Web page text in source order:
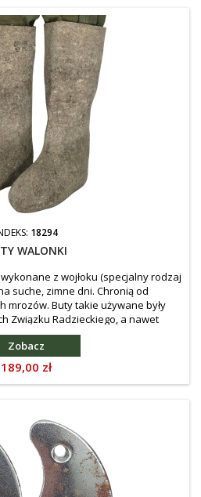
18294
WALONKI
z wojłoku (specjalny rodzaj
suche, zimne dni. Chronią od
mrozów. Buty takie używane były
Związku Radzieckiego, a nawet
Wzór identyczny z produkowanym w
Wojny Światowej.
Zobacz
Cena
189,00 zł